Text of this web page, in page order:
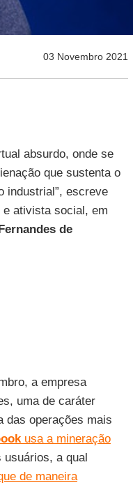
03 Novembro 2021
absurdo, onde se
que sustenta o
industrial”, escreve
ativista social, em
de
a empresa
uma de caráter
das operações mais
usa a mineração
usuários, a qual
de maneira